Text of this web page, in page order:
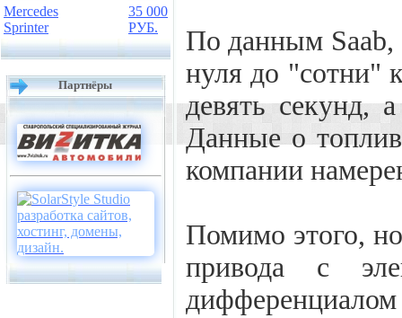
Mercedes
Sprinter
35 000
РУБ.
Партнёры
По данным Saab,
нуля до "сотни"
девять
Данные о
компании
Помимо этого,
привода с